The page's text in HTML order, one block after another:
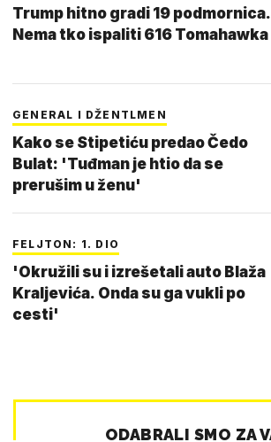
Trump hitno gradi 19 podmornica.
Nema tko ispaliti 616 Tomahawka
GENERAL I DŽENTLMEN
Kako se Stipetiću predao Čedo
Bulat: 'Tuđman je htio da se
prerušim u ženu'
FELJTON: 1. DIO
'Okružili su i izrešetali auto Blaža
Kraljevića. Onda su ga vukli po
cesti'